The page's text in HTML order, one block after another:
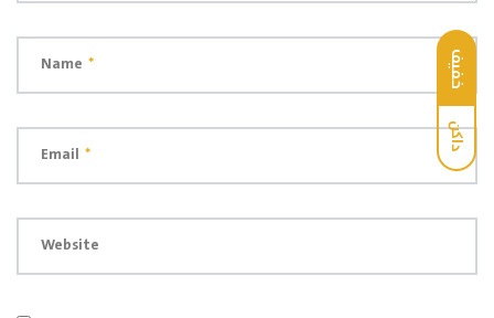
خفيف
داكن
Name *
Email *
Website